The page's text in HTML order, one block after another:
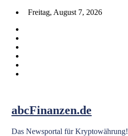
Skip
content
Freitag, August 7, 2026
abcFinanzen.de
Das Newsportal für Kryptowährung!